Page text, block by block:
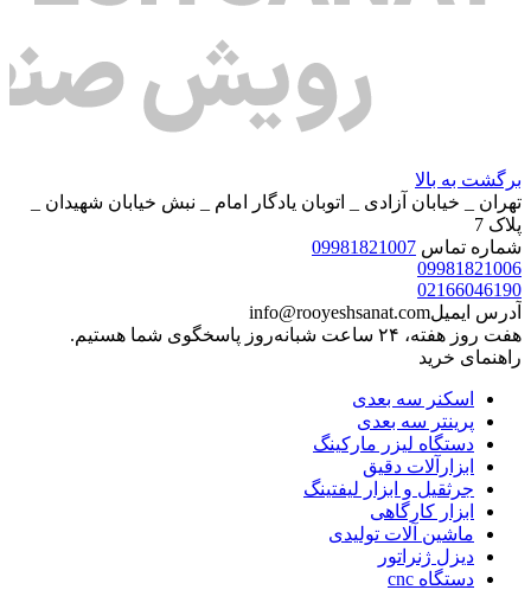
برگشت به بالا
تهران _ خیابان آزادی _ اتوبان یادگار امام _ نبش خیابان شهیدان _
پلاک 7
شماره تماس 09981821007
09981821006
02166046190
آدرس ایمیلinfo@rooyeshsanat.com
هفت روز هفته، ۲۴ ساعت شبانه‌روز پاسخگوی شما هستیم.
راهنمای خرید
اسکنر سه بعدی
پرینتر سه بعدی
دستگاه لیزر مارکینگ
ابزارآلات دقیق
جرثقیل و ابزار لیفتینگ
ابزار کارگاهی
ماشین آلات تولیدی
دیزل ژنراتور
دستگاه cnc